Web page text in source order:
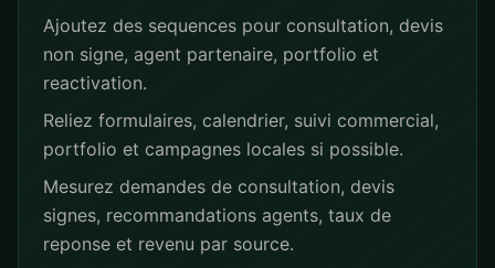
Ajoutez des sequences pour consultation, devis
non signe, agent partenaire, portfolio et
reactivation.
Reliez formulaires, calendrier, suivi commercial,
portfolio et campagnes locales si possible.
Mesurez demandes de consultation, devis
signes, recommandations agents, taux de
reponse et revenu par source.